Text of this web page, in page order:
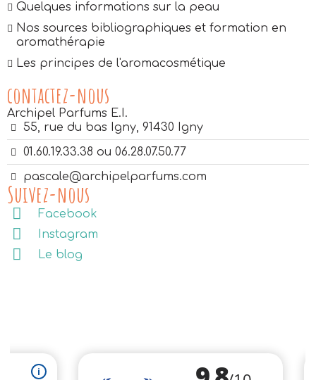
Quelques informations sur la peau
Nos sources bibliographiques et formation en
aromathérapie
Les principes de l'aromacosmétique
contactez-nous
Archipel Parfums E.I.
55, rue du bas Igny, 91430 Igny
01.60.19.33.38 ou 06.28.07.50.77
pascale@archipelparfums.com
Suivez-nous
Facebook
Instagram
Le blog